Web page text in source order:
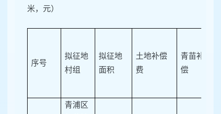
米，元）
序号
拟征地
村组
拟征地
面积
土地补偿
费
青苗补
偿
青浦区